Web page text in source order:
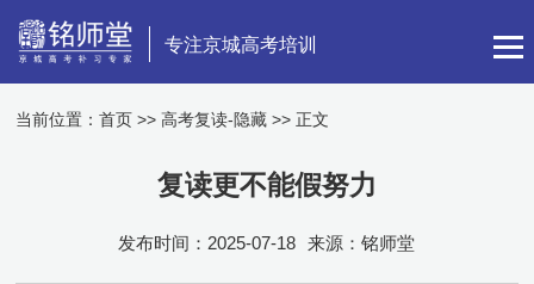
专注京城高考培训
当前位置：首页 >> 高考复读-隐藏 >> 正文
复读更不能假努力
发布时间：2025-07-18 来源：铭师堂